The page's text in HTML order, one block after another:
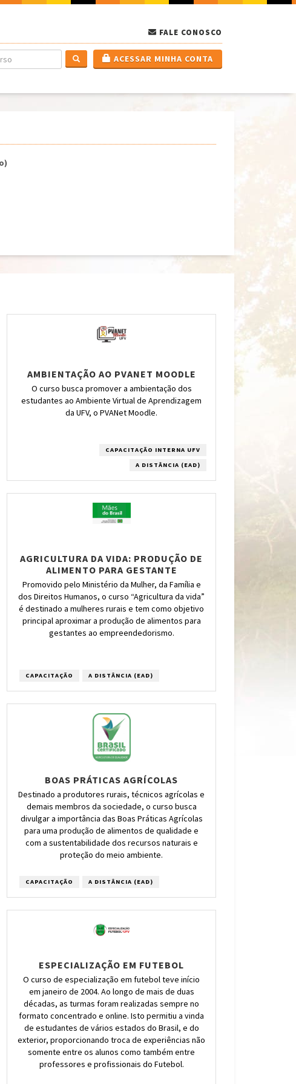
FALE CONOSCO
ACESSAR MINHA CONTA
AMBIENTAÇÃO AO PVANET MOODLE
O curso busca promover a ambientação dos
estudantes ao Ambiente Virtual de Aprendizagem
da UFV, o PVANet Moodle.
CAPACITAÇÃO INTERNA UFV
A DISTÂNCIA (EAD)
AGRICULTURA DA VIDA: PRODUÇÃO DE
ALIMENTO PARA GESTANTE
Promovido pelo Ministério da Mulher, da Família e
dos Direitos Humanos, o curso “Agricultura da vida”
é destinado a mulheres rurais e tem como objetivo
principal aproximar a produção de alimentos para
gestantes ao empreendedorismo.
CAPACITAÇÃO A DISTÂNCIA (EAD)
BOAS PRÁTICAS AGRÍCOLAS
Destinado a produtores rurais, técnicos agrícolas e
demais membros da sociedade, o curso busca
divulgar a importância das Boas Práticas Agrícolas
para uma produção de alimentos de qualidade e
com a sustentabilidade dos recursos naturais e
proteção do meio ambiente.
CAPACITAÇÃO A DISTÂNCIA (EAD)
ESPECIALIZAÇÃO EM FUTEBOL
O curso de especialização em futebol teve início
em janeiro de 2004. Ao longo de mais de duas
décadas, as turmas foram realizadas sempre no
formato concentrado e online. Isto permitiu a vinda
de estudantes de vários estados do Brasil, e do
exterior, proporcionando troca de experiências não
somente entre os alunos como também entre
professores e profissionais do Futebol.